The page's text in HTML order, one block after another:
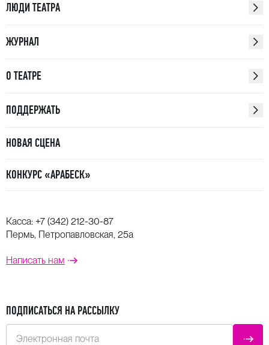
ЛЮДИ ТЕАТРА
ЖУРНАЛ
О ТЕАТРЕ
ПОДДЕРЖАТЬ
НОВАЯ СЦЕНА
КОНКУРС «АРАБЕСК»
Касса: +7 (342) 212-30-87
Пермь, Петропавловская, 25а
Написать нам
ПОДПИСАТЬСЯ НА РАССЫЛКУ
Электронная почта